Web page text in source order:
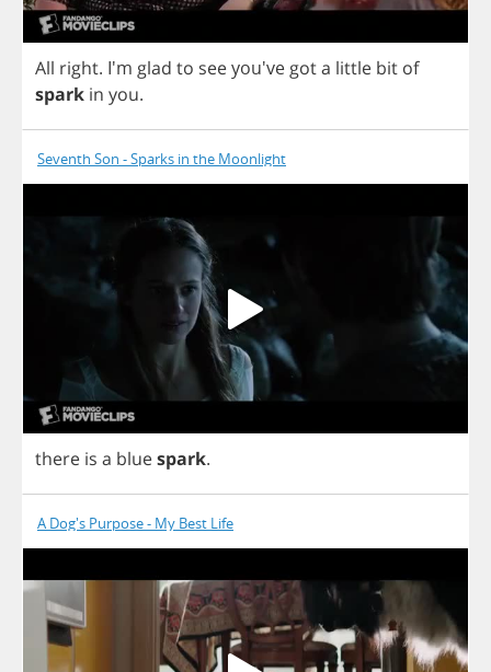
All right. I'm glad to seeyou've gota little bit of
spark in you.
Seventh Son - Sparks in the Moonlight
there is a bluespark.
A Dog's Purpose - My Best Life